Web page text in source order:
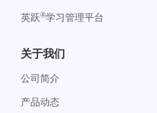
英跃®学习管理平台
关于我们
公司简介
产品动态